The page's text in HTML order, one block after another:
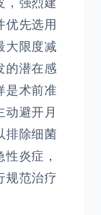
，强烈建
优先选用
大限度减
的潜在感
是术前准
避开月
排除细菌
炎症，
规范治疗